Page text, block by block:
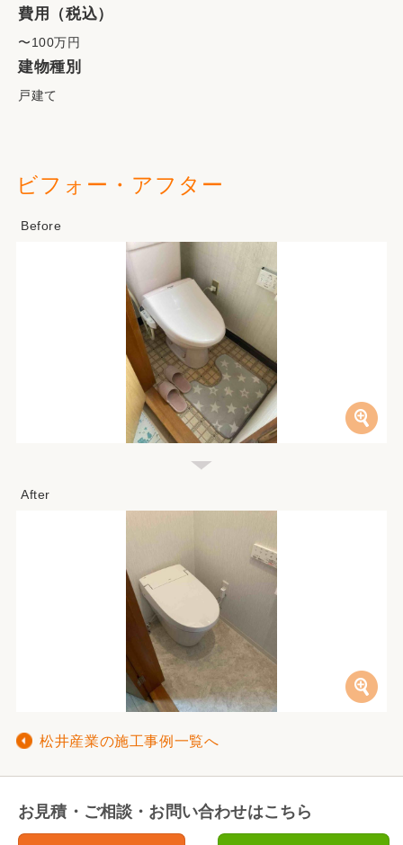
費用（税込）
〜100万円
建物種別
戸建て
ビフォー・アフター
松井産業の施工事例一覧へ
お見積・ご相談・お問い合わせはこちら